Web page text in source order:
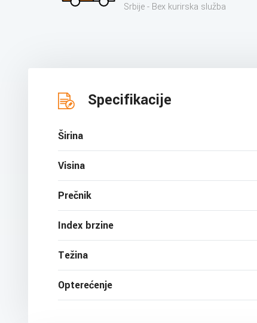
Srbije - Bex kurirska služba
Specifikacije
Širina
Visina
Prečnik
Index brzine
Težina
Opterećenje